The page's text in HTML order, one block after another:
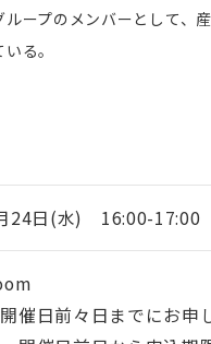
ループのメンバーとして、
る。
24日(水) 16:00-17:00
催日前々日までにお申